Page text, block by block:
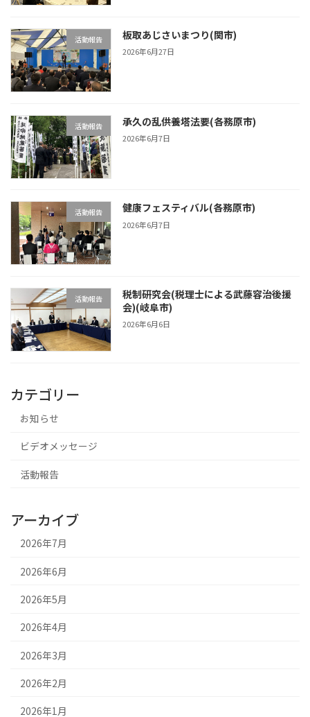
活動報告 板取あじさいまつり(関市)
2026年6月27日
活動報告 承久の乱供養塔法要(各務原市)
2026年6月7日
活動報告 健康フェスティバル(各務原市)
2026年6月7日
活動報告
税制研究会(税理士による武藤容治後援
会)(岐阜市)
2026年6月6日
カテゴリー
お知らせ
ビデオメッセージ
活動報告
アーカイブ
2026年7月
2026年6月
2026年5月
2026年4月
2026年3月
2026年2月
2026年1月